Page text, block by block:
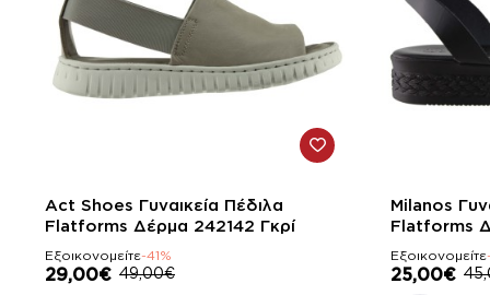
-41%
Act Shoes Γυναικεία Πέδιλα
Flatforms Δέρμα 242142 Γκρί
Εξοικονομείτε-41%
29,00€ 49,00€
-44%
Milanos
Flatforms
Εξοικονομείτε
25,00€